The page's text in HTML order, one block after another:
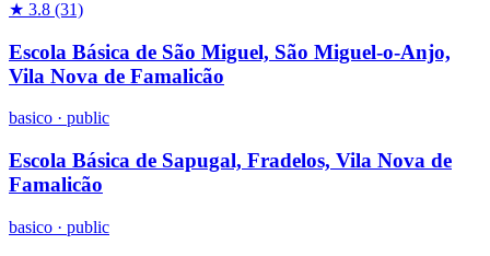
★ 3.8 (31)
Escola Básica de São Miguel, São Miguel-o-Anjo,
Vila Nova de Famalicão
basico · public
Escola Básica de Sapugal, Fradelos, Vila Nova de
Famalicão
basico · public